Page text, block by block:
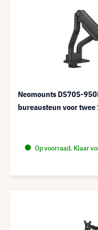
Neomounts DS70S-
bureausteun voor
Op voorraad. Klaar